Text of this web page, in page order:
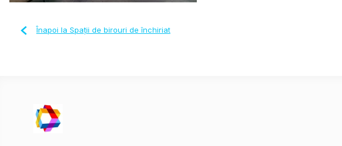
Înapoi la Spații de birouri de închiriat